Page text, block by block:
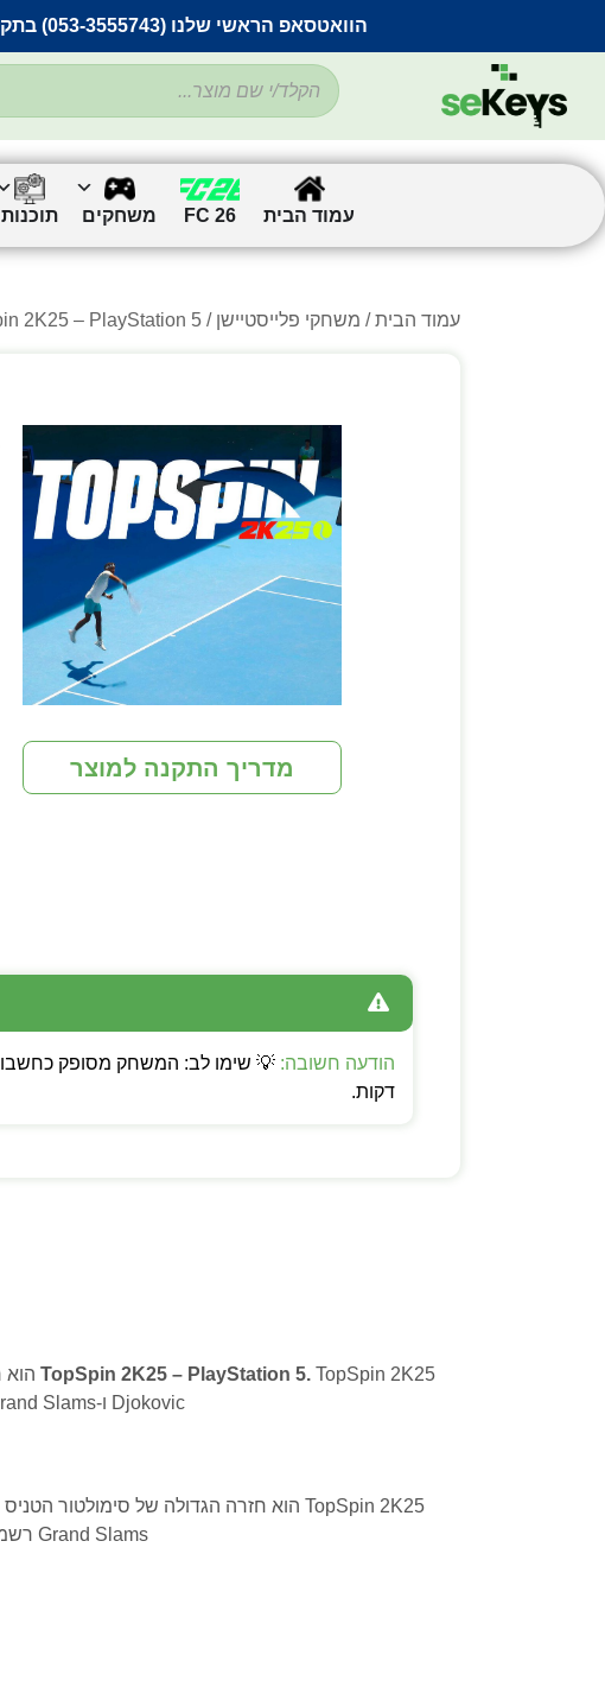
הוואטסאפ הראשי שלנו (053-3555743) בתקלה זמנית
עמוד הבית FC 26 משחקים תוכנות
עמוד הבית/ משחקי פלייסטיישן / TopSpin 2K25 – PlayStation 5
מדריך התקנה למוצר
הודעה חשובה:
דקות.
TopSpin 2K25 – PlayStation 5.
Djokovic ו-Serena Williams. 4 Grand Slams רשמיים, Career Mode עמוק, ואונליין tournament
Grand Slams רשמיים, Career Mode עמוק, ואונליין tournaments. Cross-Gen Edition.